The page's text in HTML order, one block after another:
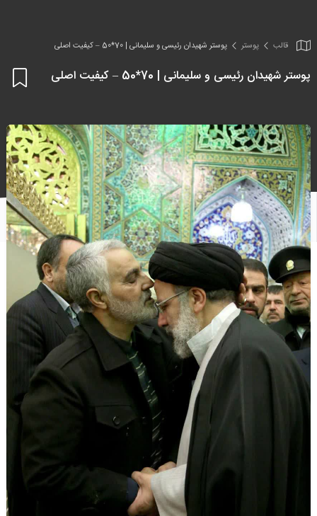
قالب پوستر پوستر شهیدان رئیسی و سلیمانی | 70*50 – کیفیت اصلی
پوستر شهیدان رئیسی و سلیمانی | 70*50 – کیفیت اصلی